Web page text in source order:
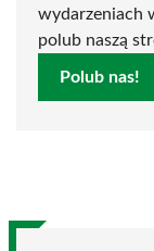
wydarzeniach
polub naszą
Polub nas!